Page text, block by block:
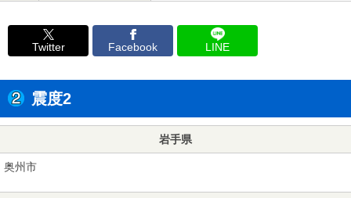
Twitter Facebook LINE
震度2
岩手県
奥州市